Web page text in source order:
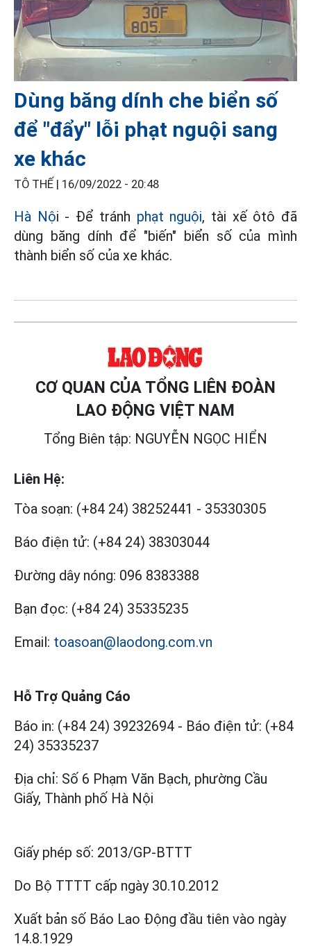
Dùng băng dính che biển số
để "đẩy" lỗi phạt nguội sang
xe khác
TÔ THẾ | 16/09/2022 - 20:48
Hà Nội - Để tránh phạt nguội, tài xế ôtô đã
dùng băng dính để "biến" biển số của mình
thành biển số của xe khác.
CƠ QUAN CỦA TỔNG LIÊN ĐOÀN
LAO ĐỘNG VIỆT NAM
Tổng Biên tập: NGUYỄN NGỌC HIỂN
Liên Hệ:
Tòa soạn: (+84 24) 38252441 - 35330305
Báo điện tử: (+84 24) 38303044
Đường dây nóng: 096 8383388
Bạn đọc: (+84 24) 35335235
Email: toasoan@laodong.com.vn
Hỗ Trợ Quảng Cáo
Báo in: (+84 24) 39232694 - Báo điện tử: (+84
24) 35335237
Địa chỉ: Số 6 Phạm Văn Bạch, phường Cầu
Giấy, Thành phố Hà Nội
Giấy phép số: 2013/GP-BTTT
Do Bộ TTTT cấp ngày 30.10.2012
Xuất bản số Báo Lao Động đầu tiên vào ngày
14.8.1929